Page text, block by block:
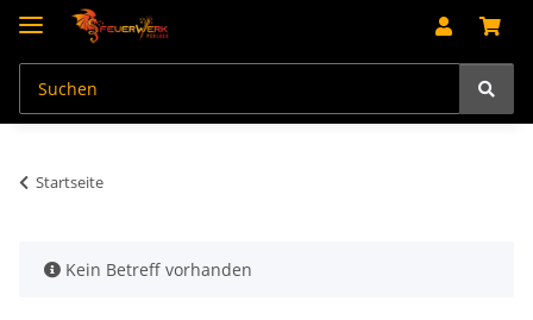
Startseite
x Kein Betreff vorhanden